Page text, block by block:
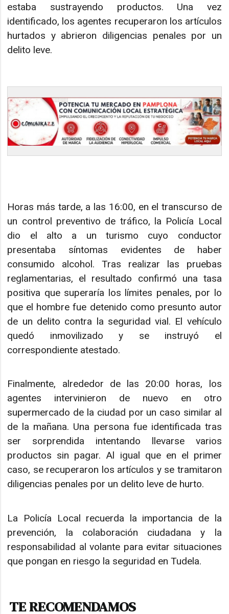
estaba sustrayendo productos. Una vez
identificado, los agentes recuperaron los artículos
hurtados y abrieron diligencias penales por un
delito leve.
Horas más tarde, a las 16:00, en el transcurso de
un control preventivo de tráfico, la Policía Local
dio el alto a un turismo cuyo conductor
presentaba síntomas evidentes de haber
consumido alcohol. Tras realizar las pruebas
reglamentarias, el resultado confirmó una tasa
positiva que superaría los límites penales, por lo
que el hombre fue detenido como presunto autor
de un delito contra la seguridad vial. El vehículo
quedó inmovilizado y se instruyó el
correspondiente atestado.
Finalmente, alrededor de las 20:00 horas, los
agentes intervinieron de nuevo en otro
supermercado de la ciudad por un caso similar al
de la mañana. Una persona fue identificada tras
ser sorprendida intentando llevarse varios
productos sin pagar. Al igual que en el primer
caso, se recuperaron los artículos y se tramitaron
diligencias penales por un delito leve de hurto.
La Policía Local recuerda la importancia de la
prevención, la colaboración ciudadana y la
responsabilidad al volante para evitar situaciones
que pongan en riesgo la seguridad en Tudela.
TE RECOMENDAMOS